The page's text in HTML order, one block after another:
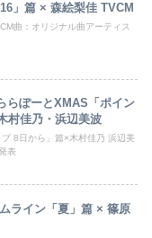
」篇 × 森絵梨佳 TVCM
曲：オリジナル曲アーティス
らぽーとXMAS「ポイン
村佳乃・浜辺美波
8日から」篇×木村佳乃 浜辺美
表
ライン「夏」篇 × 篠原